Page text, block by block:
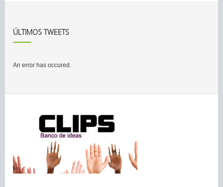
ÚLTIMOS TWEETS
An error has occured.